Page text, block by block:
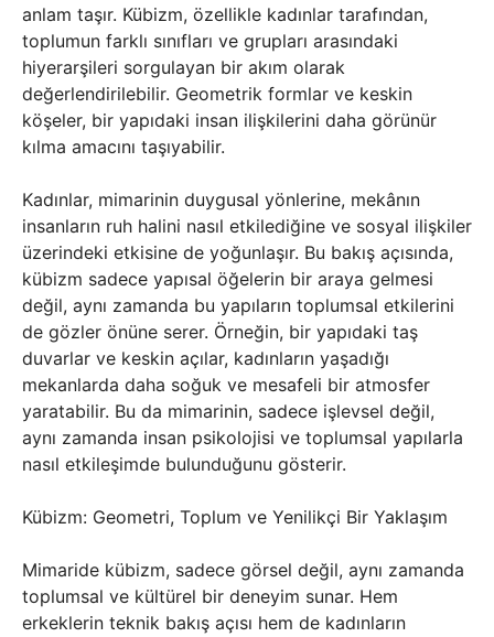
anlam taşır. Kübizm, özellikle kadınlar tarafından,
toplumun farklı sınıfları ve grupları arasındaki
hiyerarşileri sorgulayan bir akım olarak
değerlendirilebilir. Geometrik formlar ve keskin
köşeler, bir yapıdaki insan ilişkilerini daha görünür
kılma amacını taşıyabilir.
Kadınlar, mimarinin duygusal yönlerine, mekânın
insanların ruh halini nasıl etkilediğine ve sosyal ilişkiler
üzerindeki etkisine de yoğunlaşır. Bu bakış açısında,
kübizm sadece yapısal öğelerin bir araya gelmesi
değil, aynı zamanda bu yapıların toplumsal etkilerini
de gözler önüne serer. Örneğin, bir yapıdaki taş
duvarlar ve keskin açılar, kadınların yaşadığı
mekanlarda daha soğuk ve mesafeli bir atmosfer
yaratabilir. Bu da mimarinin, sadece işlevsel değil,
aynı zamanda insan psikolojisi ve toplumsal yapılarla
nasıl etkileşimde bulunduğunu gösterir.
Kübizm: Geometri, Toplum ve Yenilikçi Bir Yaklaşım
Mimaride kübizm, sadece görsel değil, aynı zamanda
toplumsal ve kültürel bir deneyim sunar. Hem
erkeklerin teknik bakış açısı hem de kadınların